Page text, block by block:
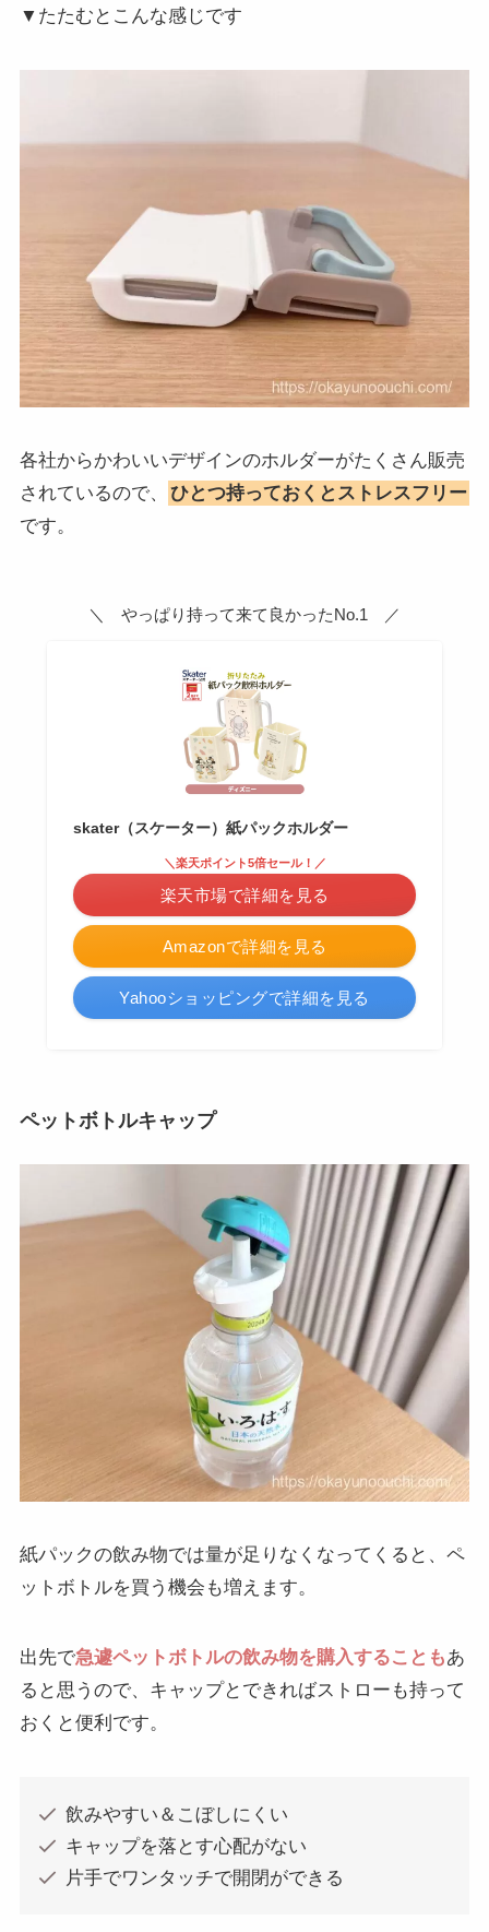
▼たたむとこんな感じです
各社からかわいいデザインのホルダーがたくさん販売
されているので、
ひとつ持っておくとストレスフリー
です。
＼ やっぱり持って来て良かったNo.1 ／
skater（スケーター）紙パックホルダー
Amazonで詳細を見る
＼楽天ポイント5倍セール！／
楽天市場で詳細を見る
Yahooショッピングで詳細を見る
ペットボトルキャップ
紙パックの飲み物では量が足りなくなってくると、ペ
ットボトルを買う機会も増えます。
出先で急遽ペットボトルの飲み物を購入することもあ
ると思うので、キャップとできればストローも持って
おくと便利です。
飲みやすい＆こぼしにくい
キャップを落とす心配がない
片手でワンタッチで開閉ができる